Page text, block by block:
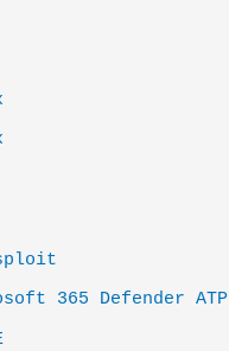
365 Defender ATP